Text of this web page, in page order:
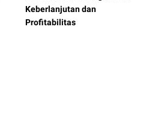
Keberlanjutan dan
Profitabilitas